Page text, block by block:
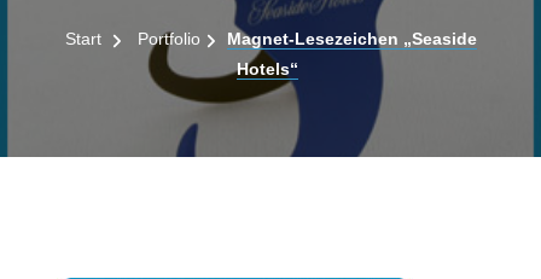
Start Portfolio
Magnet-Lesezeichen „Seaside
Hotels“